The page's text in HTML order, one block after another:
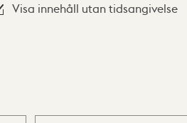
Visa innehåll utan tidsangivelse